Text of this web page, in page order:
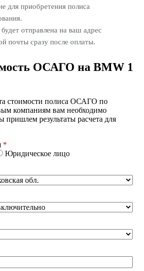
для приобретения полиса
отправлена на ваш адрес
почты сразу после оплаты.
ОСАГО на BMW 1
стоимости полиса ОСАГО по
компаниям вам необходимо
результаты расчета для
*
Юридическое лицо